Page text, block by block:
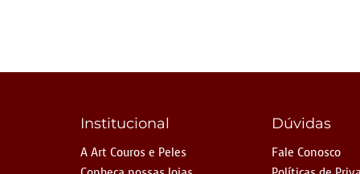
Institucional
A Art Couros e Peles
Dúvidas
Fale Conosco